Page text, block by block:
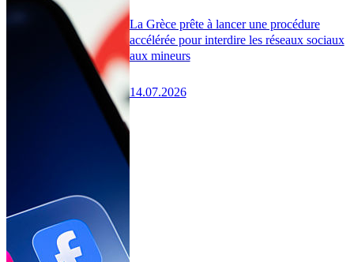
La Grèce prête à lancer une procédure
accélérée pour interdire les réseaux sociaux
aux mineurs
14.07.2026